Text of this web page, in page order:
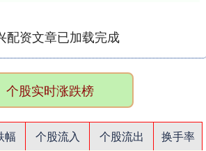
配资文章已加载完成
个股实时涨跌榜
幅 个股流入 个股流出
换手率